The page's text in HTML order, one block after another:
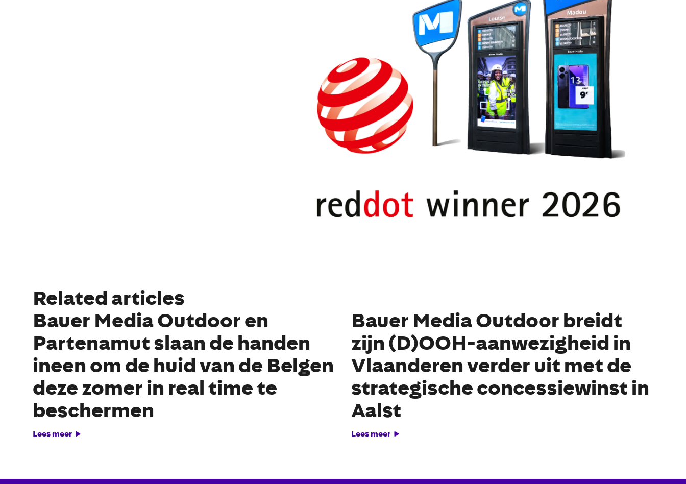
Related articles
Bauer Media Outdoor en
Partenamut slaan de handen
ineen om de huid van de Belgen
deze zomer in real time te
beschermen
Lees meer
Bauer Media Outdoor breidt
zijn (D)OOH-aanwezigheid in
Vlaanderen verder uit met de
strategische concessiewinst in
Aalst
Lees meer